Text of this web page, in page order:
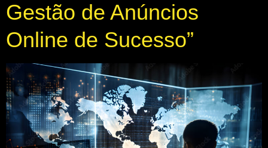
Gestão de Anúncios
Online de Sucesso”